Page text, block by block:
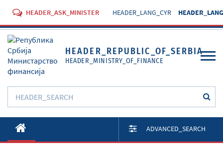
HEADER_ASK_MINISTER HEADER_LANG_CYR
HEADER_REPUBLIC_OF_SERBIA
HEADER_MINISTRY_OF_FINANCE
O Ministarstvu
Aktivnosti
ADVANCED_SEARCH